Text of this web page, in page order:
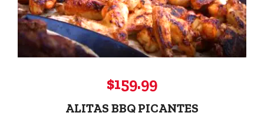
$159.99
ALITAS BBQ PICANTES